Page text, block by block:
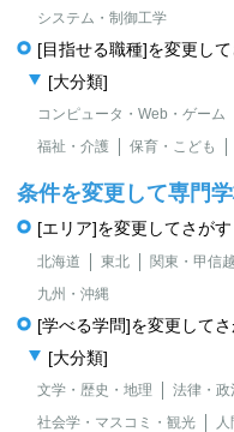
システム・制御工学
[目指せる職種]を変更し
[大分類]
コンピュータ・Web・ゲーム
福祉・介護
保育・こども
条件を変更して専門
[エリア]を変更してさがす
北海道 東北 関東・甲信越
九州・沖縄
[学べる学問]を変更して
[大分類]
文学・歴史・地理 法律・政
社会学・マスコミ・観光